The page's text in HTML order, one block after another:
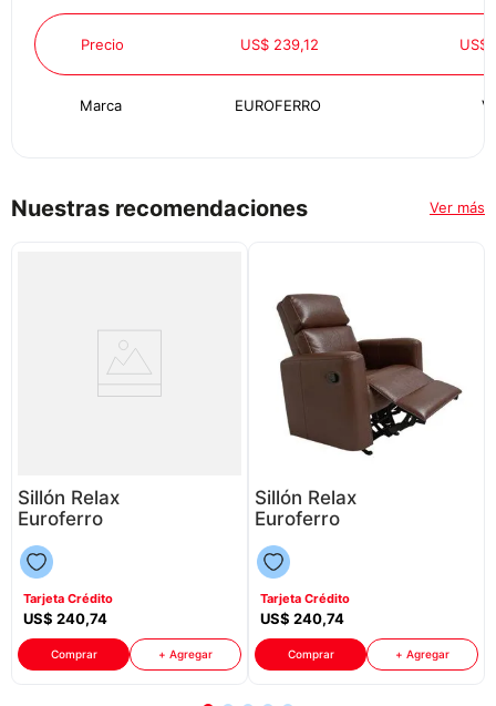
Precio US$ 239,12 US$
Marca EUROFERRO
Nuestras recomendaciones Ver más
Sillón Relax
Euroferro
P88598 |
Color Gris
Tarjeta Crédito
US$ 240,74
Comprar + Agregar
Sillón Relax
Euroferro
P88598 |
Color Café
Tejano
Tarjeta Crédito
US$ 240,74
Comprar + Agregar